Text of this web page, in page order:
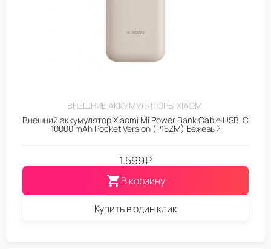
ВНЕШНИЕ АККУМУЛЯТОРЫ XIAOMI
Внешний аккумулятор Xiaomi Mi Power Bank Cable USB-C
10000 mAh Pocket Version (P15ZM) Бежевый
1.599₽
В корзину
Купить в один клик